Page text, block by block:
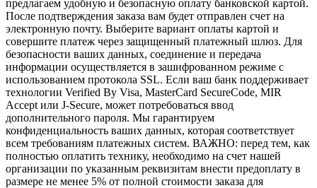
предлагаем удобную и безопасную оплату банковской картой.
После подтверждения заказа вам будет отправлен счет на
электронную почту. Выберите вариант оплаты картой и
совершите платеж через защищенный платежный шлюз. Для
безопасности ваших данных, соединение и передача
информации осуществляется в зашифрованном режиме с
использованием протокола SSL. Если ваш банк поддерживает
технологии Verified By Visa, MasterCard SecureCode, MIR
Accept или J-Secure, может потребоваться ввод
дополнительного пароля. Мы гарантируем
конфиденциальность ваших данных, которая соответствует
всем требованиям платежных систем. ВАЖНО: перед тем, как
полностью оплатить технику, необходимо на счет нашей
организации по указанным реквизитам внести предоплату в
размере не менее 5% от полной стоимости заказа для